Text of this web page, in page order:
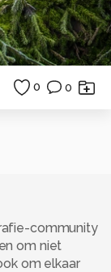
0 0
community
om niet
om elkaar